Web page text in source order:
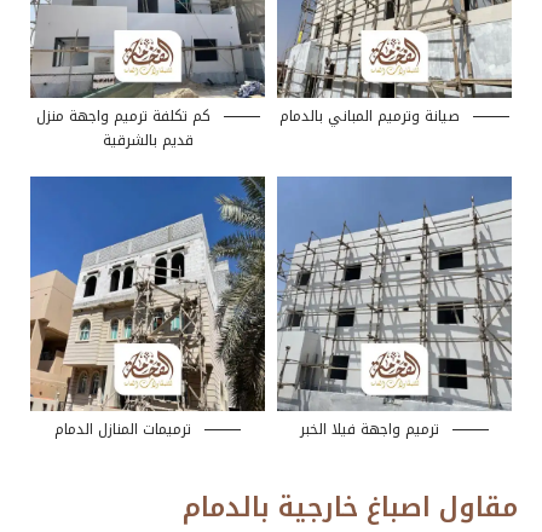
صيانة وترميم المباني بالدمام
كم تكلفة ترميم واجهة منزل
قديم بالشرقية
ترميم واجهة فيلا الخبر ترميمات المنازل الدمام
مقاول اصباغ خارجية بالدمام